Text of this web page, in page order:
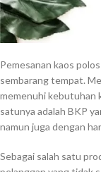
Pemesanan kaos
sembarang tempat.
memenuhi kebutuhan
satunya adalah BKP
namun juga dengan
Sebagai salah satu